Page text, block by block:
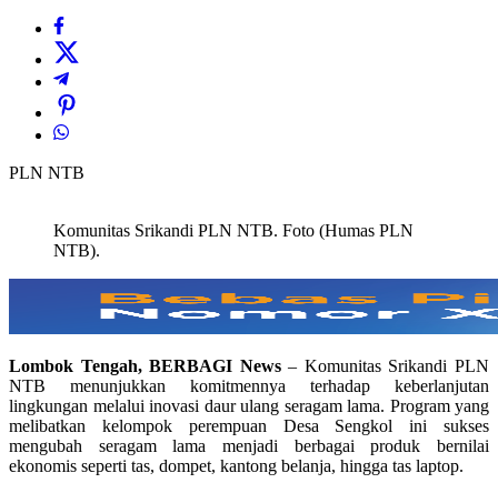
PLN NTB
Komunitas Srikandi PLN NTB. Foto (Humas PLN
NTB).
Lombok Tengah, BERBAGI News– Komunitas Srikandi PLN
NTB menunjukkan komitmennya terhadap keberlanjutan
lingkungan melalui inovasi daur ulang seragam lama. Program yang
melibatkan kelompok perempuan Desa Sengkol ini sukses
mengubah seragam lama menjadi berbagai produk bernilai
ekonomis seperti tas, dompet, kantong belanja, hingga tas laptop.